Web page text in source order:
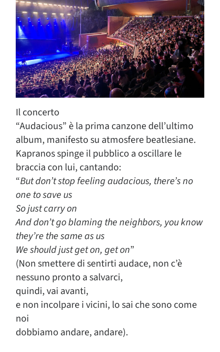
Il concerto
“Audacious” è la prima canzone dell’ultimo
album, manifesto su atmosfere beatlesiane.
Kapranos spinge il pubblico a oscillare le
braccia con lui, cantando:
“But don’t stop feeling audacious, there’s no
one to save us
So just carry on
And don’t go blaming the neighbors, you know
they’re the same as us
We should just get on, get on”
(Non smettere di sentirti audace, non c’è
nessuno pronto a salvarci,
quindi, vai avanti,
e non incolpare i vicini, lo sai che sono come
noi
dobbiamo andare, andare).